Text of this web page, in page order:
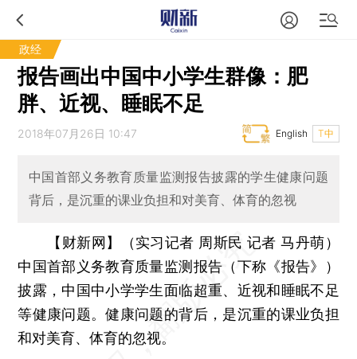
政经
报告画出中国中小学生群像：肥
胖、近视、睡眠不足
2018年07月26日 10:47 T中
English
中国首部义务教育质量监测报告披露的学生健康问题
背后，是沉重的课业负担和对美育、体育的忽视
【财新网】（实习记者 周斯民 记者 马丹萌）
中国首部义务教育质量监测报告（下称《报告》）
披露，中国中小学学生面临超重、近视和睡眠不足
等健康问题。健康问题的背后，是沉重的课业负担
和对美育、体育的忽视。